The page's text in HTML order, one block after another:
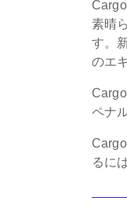
素晴
す。
のエ
ペナ
るに